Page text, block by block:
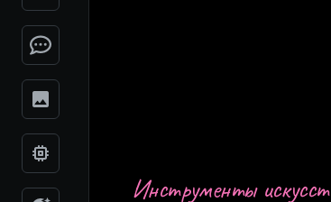
Инструменты